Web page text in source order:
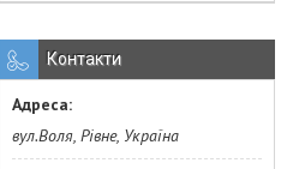
Контакти
вул.Воля, Рівне, Україна